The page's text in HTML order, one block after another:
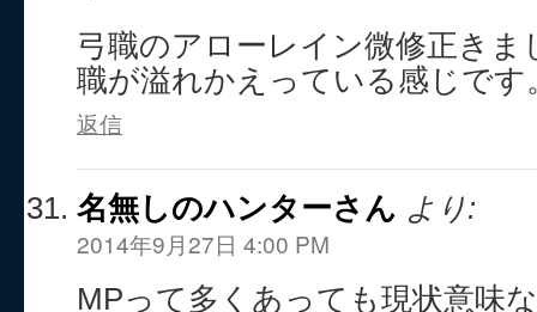
弓職のアローレイン微修正き
職が溢れかえっている感じです
返信
名無しのハンターさん より:
2014年9月27日 4:00 PM
MPって多くあっても現状意味